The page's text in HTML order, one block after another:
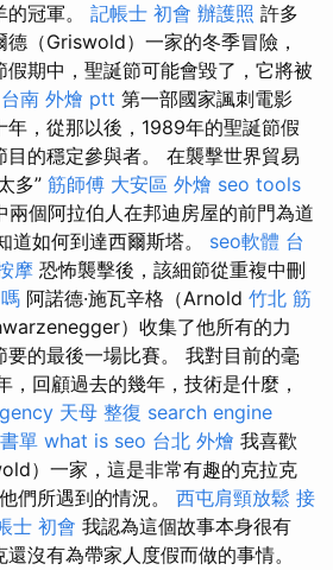
冠軍。 記帳士 初會 辦護照 許多
德（Griswold）一家的冬季冒險，
期中，聖誕節可能會毀了，它將被
台南 外燴 ptt 第一部國家諷刺電影
年，從那以後，1989年的聖誕節假
的穩定參與者。 在襲擊世界貿易
多” 筋師傅 大安區 外燴 seo tools
兩個阿拉伯人在邦迪房屋的前門為道
道如何到達西爾斯塔。 seo軟體 台
摩 恐怖襲擊後，該細節從重複中刪
阿諾德·施瓦辛格（Arnold 竹北 筋
）收集了他所有的力
的最後一場比賽。 我對目前的毫
，回顧過去的幾年，技術是什麼，
天母 整復 search engine
單 what is seo 台北 外燴 我喜歡
）一家，這是非常有趣的克拉克
們所遇到的情況。 西屯肩頸放鬆 接
士 初會 我認為這個故事本身很有
沒有為帶家人度假而做的事情。